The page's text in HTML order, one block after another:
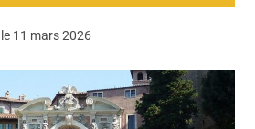
11 mars 2026